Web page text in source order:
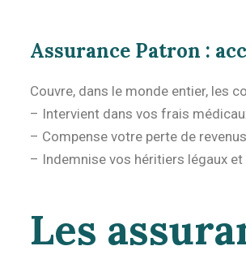
Assurance Patron :
Couvre, dans le monde entier, les
– Intervient dans vos frais
– Compense votre perte de
– Indemnise vos héritiers légaux
Les